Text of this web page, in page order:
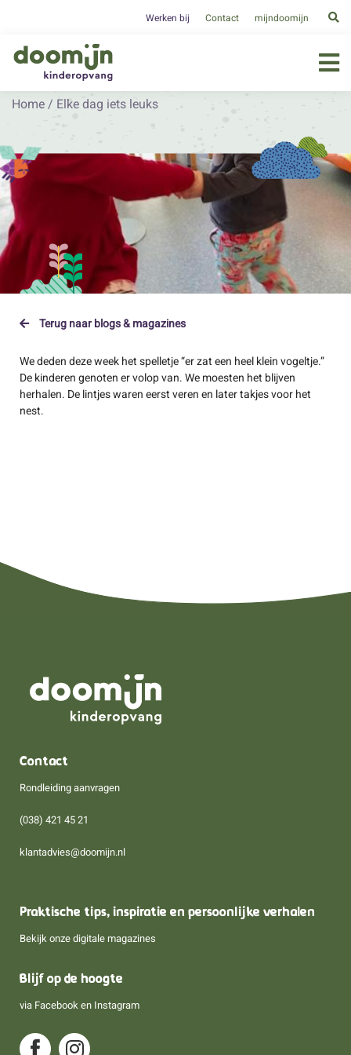
Werken bij Contact mijndoomijn
Home / Elke dag iets leuks
Terug naar blogs & magazines
We deden deze week het spelletje “er zat een heel klein vogeltje.”
De kinderen genoten er volop van. We moesten het blijven
herhalen. De lintjes waren eerst veren en later takjes voor het
nest.
Contact
Rondleiding aanvragen
(038) 421 45 21
klantadvies@doomijn.nl
Praktische tips, inspiratie en persoonlijke verhalen
Bekijk onze digitale magazines
Blijf op de hoogte
via Facebook en Instagram